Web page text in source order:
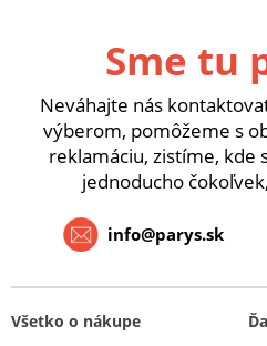
Sme tu
Neváhajte nás
výberom, pomôžeme s
reklamáciu, zistíme, kde
jednoducho
info@parys.sk
Všetko o nákupe